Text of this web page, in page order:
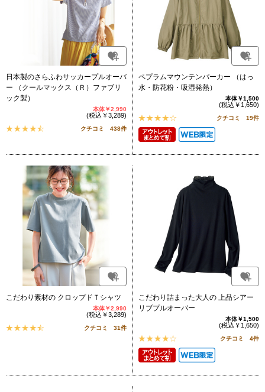
日本製のさらふわサッカープルオーバ
ー （クールマックス（Ｒ）ファブリ
ック製）
本体￥2,990
(税込￥3,289)
クチコミ 438件
ペプラムマウンテンパーカー （はっ
水・防花粉・吸湿発熱）
本体￥1,500
(税込￥1,650)
クチコミ 19件
こだわり素材の クロップドＴシャツ
本体￥2,990
(税込￥3,289)
クチコミ 31件
こだわり詰まった大人の 上品シアー
リブプルオーバー
本体￥1,500
(税込￥1,650)
クチコミ 4件